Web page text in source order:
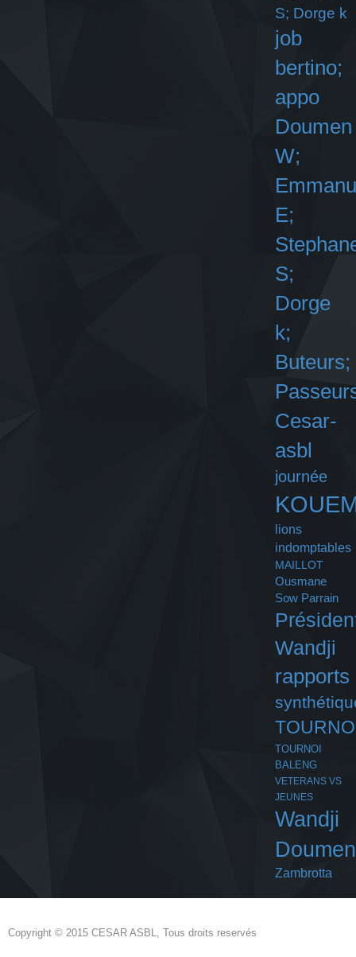
S; Dorge k
job
bertino;
appo
Doumen
W;
E;
S;
Dorge
k;
Buteurs;
Cesar-
asbl
journée
lions
indomptables
MAILLOT
Ousmane
Sow Parrain
Wandji
rapports
TOURNOI
BALENG
VETERANS VS
JEUNES
Wandji
Doumen
Zambrotta
Copyright © 2015 CESAR ASBL, Tous droits reservés